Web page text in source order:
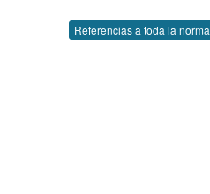
Referencias a toda la norma